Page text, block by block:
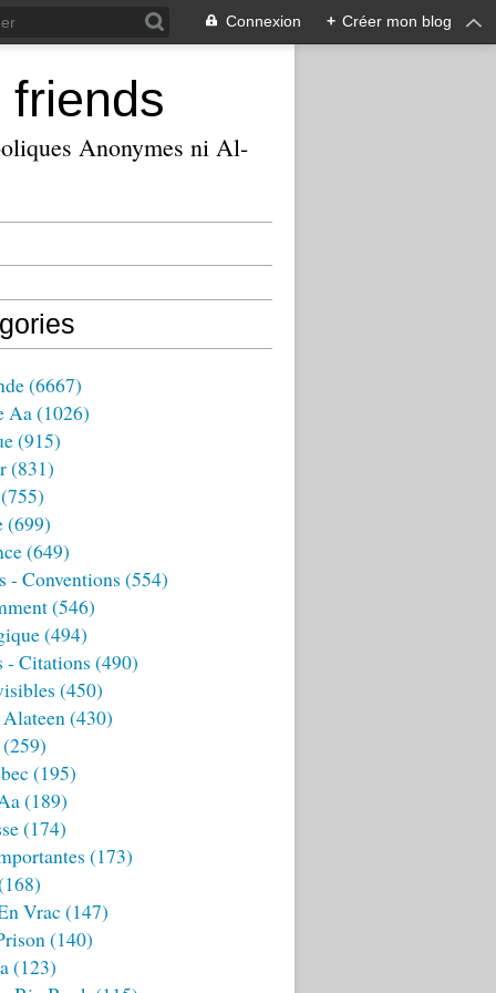
Connexion + Créer mon blog
Anonymes ni Al-
(6667)
Aa(1026)
(915)
(831)
(699)
(649)
- Conventions (554)
(546)
(494)
- Citations (490)
(450)
(430)
(259)
(195)
(189)
(174)
(173)
Vrac (147)
(140)
(123)